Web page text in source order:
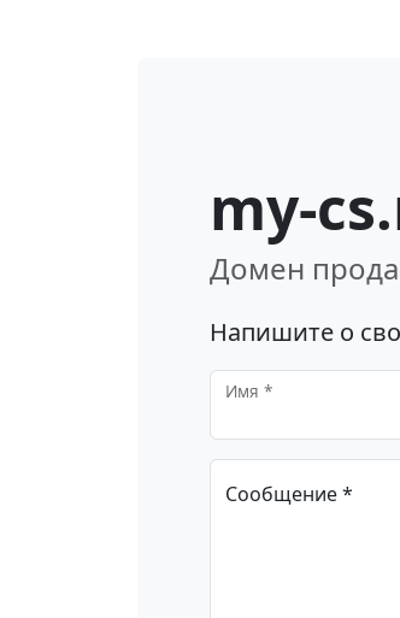
my-
Домен
Напишите о
Имя *
Сообщение *